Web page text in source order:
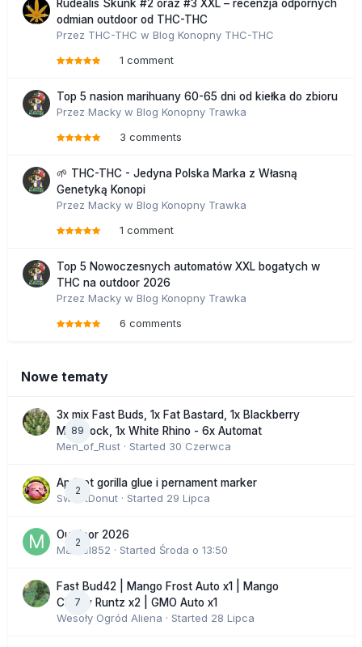
Rudealis Skunk #2 oraz #3 XXL – recenzja odpornych
odmian outdoor od THC-THC
Przez THC-THC w Blog Konopny THC-THC
1 comment
Top 5 nasion marihuany 60-65 dni od kiełka do zbioru
Przez Macky w Blog Konopny Trawka
3 comments
🌱 THC-THC - Jedyna Polska Marka z Własną
Genetyką Konopi
Przez Macky w Blog Konopny Trawka
1 comment
Top 5 Nowoczesnych automatów XXL bogatych w
THC na outdoor 2026
Przez Macky w Blog Konopny Trawka
6 comments
Nowe tematy
89
3x mix Fast Buds, 1x Fat Bastard, 1x Blackberry
Moonrock, 1x White Rhino - 6x Automat
Men_of_Rust · Started 30 Czerwca
2
Apricot gorilla glue i pernament marker
SweetDonut · Started 29 Lipca
2
Outdoor 2026
Marcel852 · Started Środa o 13:50
7
Fast Bud42 | Mango Frost Auto x1 | Mango
Cherry Runtz x2 | GMO Auto x1
Wesoły Ogród Aliena · Started 28 Lipca